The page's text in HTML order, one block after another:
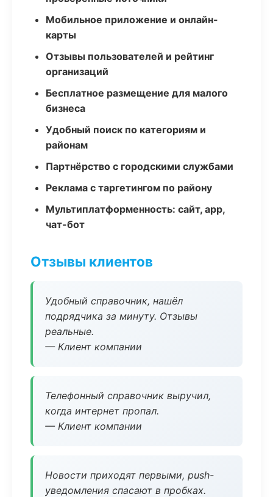
Мобильное приложение и онлайн-
карты
Отзывы пользователей и рейтинг
организаций
Бесплатное размещение для малого
бизнеса
Удобный поиск по категориям и
районам
Партнёрство с городскими службами
Реклама с таргетингом по району
Мультиплатформенность: сайт, app,
чат-бот
Отзывы клиентов
Удобный справочник, нашёл
подрядчика за минуту. Отзывы
реальные.
— Клиент компании
Телефонный справочник выручил,
когда интернет пропал.
— Клиент компании
Новости приходят первыми, push-
уведомления спасают в пробках.